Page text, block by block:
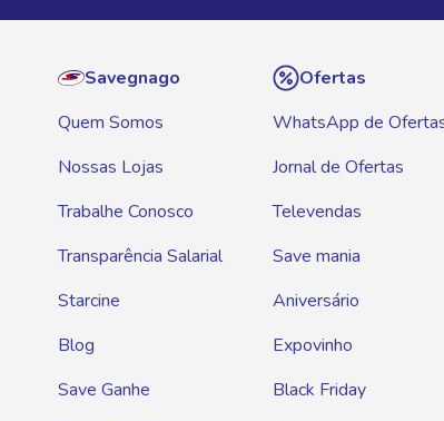
Savegnago
Quem Somos
Nossas Lojas
Trabalhe Conosco
Transparência Salarial
Starcine
Blog
Save Ganhe
Ofertas
WhatsApp de
Jornal de Ofertas
Televendas
Save mania
Aniversário
Expovinho
Black Friday